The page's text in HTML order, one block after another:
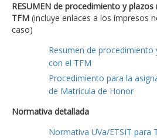
RESUMEN de procedimiento y
TFM (incluye enlaces a los impresos
caso)
Resumen de procedimiento
con el TFM
Procedimiento para la
de Matrícula de Honor
Normativa detallada
Normativa UVa/ETSIT para